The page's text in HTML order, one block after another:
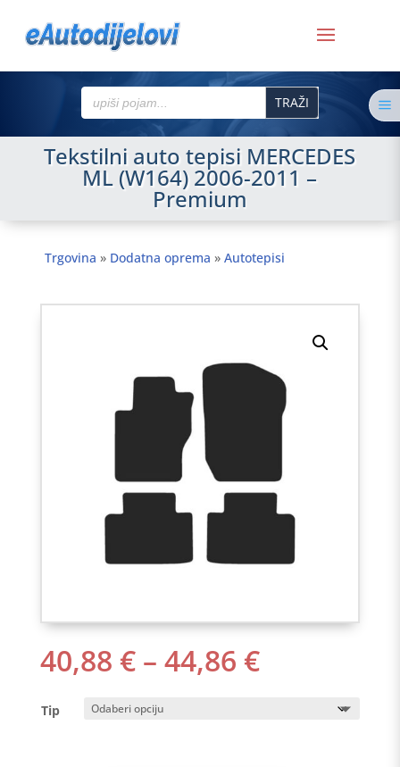
Search
for:
Tekstilni auto tepisi MERCEDES
ML (W164) 2006-2011 –
Premium
Trgovina » Dodatna oprema » Autotepisi
40,88 € – 44,86 €RASPON
CIJENA:
40,88 €
Tip
a